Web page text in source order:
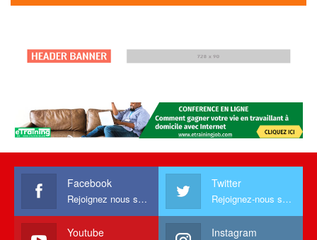
Facebook
Rejoignez nous sur facebook
Twitter
Rejoignez-nous sur Twitter
Youtube Instagram